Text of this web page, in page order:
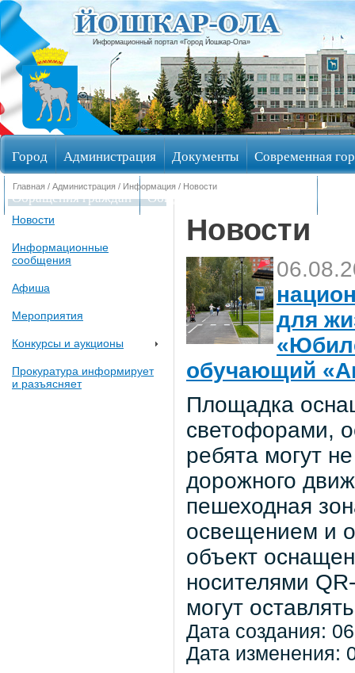
Информационный портал «Город Йошкар-Ола»
Город Администрация Документы Современная
Обращения граждан Общественные обсуждения
Главная / Администрация / Информация / Новости
Новости
Информационные
сообщения
Афиша
Мероприятия
Конкурсы и аукционы
Прокуратура информирует
и разъясняет
Новости
для
обучающий
Площадка
светофорами,
ребята могут
дорожного
пешеходная
освещением и
объект
носителями
могут
Дата создания:
Дата изменения: